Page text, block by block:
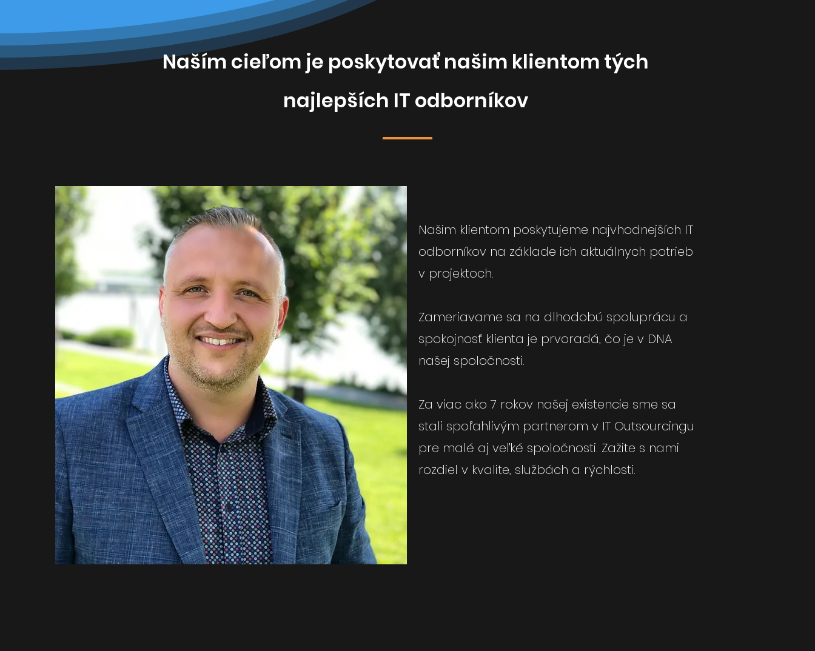
Naším cieľom je poskytovať našim klientom tých
najlepších IT odborníkov
Našim klientom poskytujeme najvhodnejších IT
odborníkov na základe ich aktuálnych potrieb
v projektoch.
Zameriavame sa na dlhodobú spoluprácu a
spokojnosť klienta je prvoradá, čo je v DNA
našej spoločnosti.
Za viac ako 7 rokov našej existencie sme sa
stali spoľahlivým partnerom v IT Outsourcingu
pre malé aj veľké spoločnosti. Zažite s nami
rozdiel v kvalite, službách a rýchlosti.